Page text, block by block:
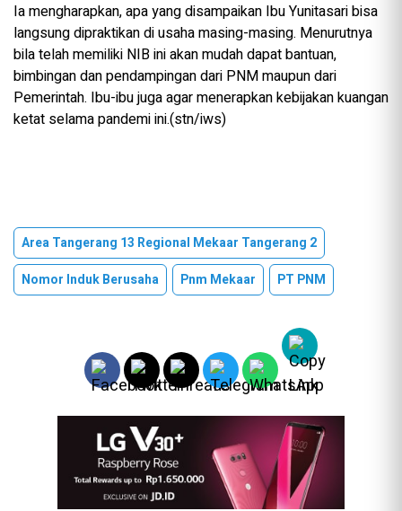
Ia mengharapkan, apa yang disampaikan Ibu Yunitasari bisa
langsung dipraktikan di usaha masing-masing. Menurutnya
bila telah memiliki NIB ini akan mudah dapat bantuan,
bimbingan dan pendampingan dari PNM maupun dari
Pemerintah. Ibu-ibu juga agar menerapkan kebijakan kuangan
ketat selama pandemi ini.(stn/iws)
Area Tangerang 13 Regional Mekaar Tangerang 2
Nomor Induk Berusaha
Pnm Mekaar PT PNM